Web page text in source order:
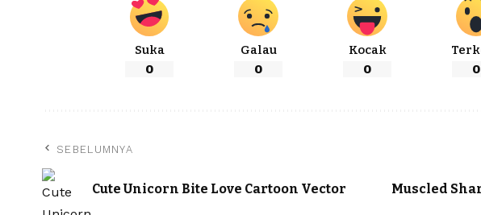
Suka
0
Galau
0
Kocak
0 0
SEBELUMNYA
Cute Unicorn Bite Love Cartoon Vector Muscled